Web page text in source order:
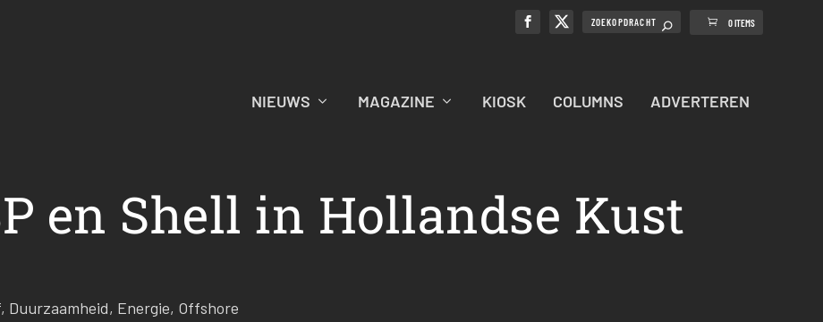
0 ITEMS
NIEUWS MAGAZINE KIOSK COLUMNS ADVERTEREN
en Shell in Hollandse Kust
, Duurzaamheid, Energie, Offshore